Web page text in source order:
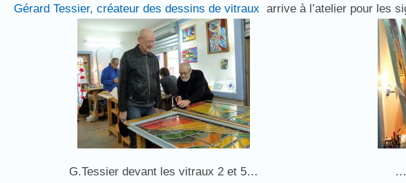
Gérard Tessier, créateur des dessins de vitraux arrive à l’atelier pour les
G.Tessier devant les vitraux 2 et 5… …